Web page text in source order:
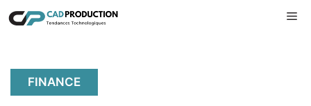
Aller
au
FINANCE